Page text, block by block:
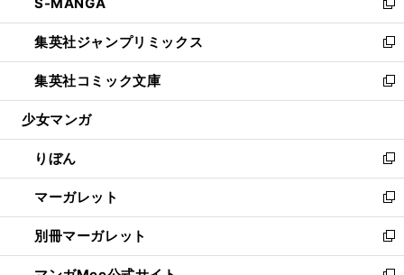
で
開
く
ド
ウ
で
開
く
ィ
ン
ド
ウ
で
開
い
ウ
ィ
ン
ド
ウ
開
く
新
し
い
ウ
ィ
ン
ウ
で
開
く
集英社ジャンプリミックス
新
し
い
ウ
ン
ド
ウ
で
開
く
集英社コミック文庫
新
し
ウ
ィ
ン
ド
ウ
で
開
少女マンガ
りぼん
新
し
い
ウ
ィ
ン
マーガレット
新
し
い
ウ
別冊マーガレット
新
し